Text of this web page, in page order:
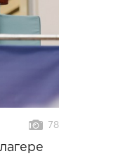
78